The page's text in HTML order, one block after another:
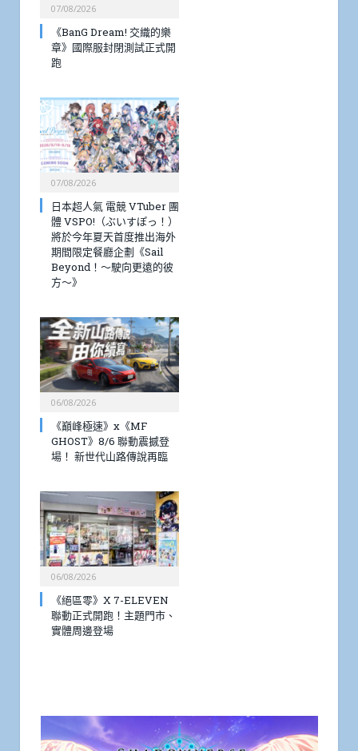
07/08/2026
《BanG Dream! 交織的樂
章》國際服封閉測試正式開
跑
07/08/2026
日本超人氣 電競 VTuber 團
體 VSPO!（ぶいすぽっ！）
將於今年夏天首度推出海外
期間限定餐廳企劃《Sail
Beyond！～駛向更遠的彼
方～》
06/08/2026
《巔峰極速》x《MF
GHOST》8/6 聯動震撼登
場！ 新世代山路傳說再臨
06/08/2026
《絕區零》X 7-ELEVEN
聯動正式開跑！主題門市、
實體周邊登場